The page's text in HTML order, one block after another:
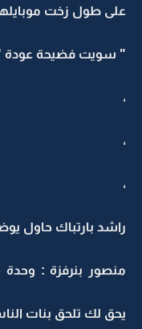
على طول زخت
" سويت فضيحة عودة
،
،
،
راشد بارتباك حاول
منصور بنرفزة :
يحق لك تلحق بنات